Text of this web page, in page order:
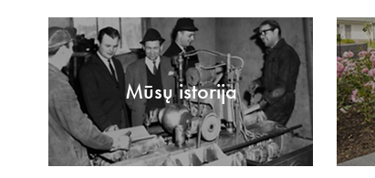
Mūsų istorija